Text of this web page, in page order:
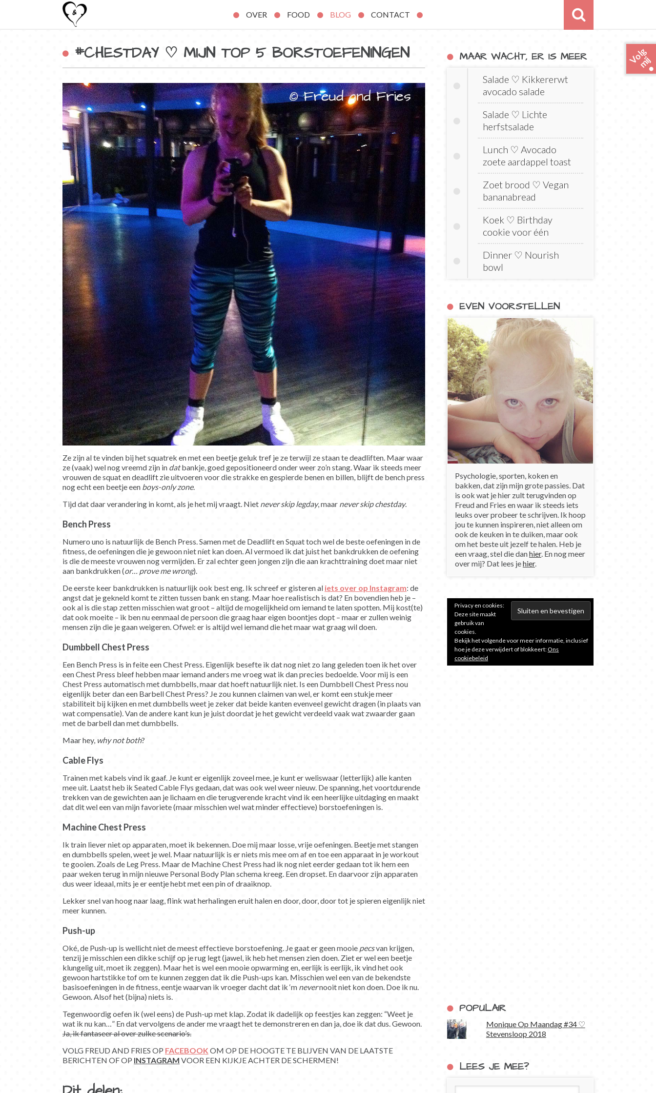
OVER FOOD BLOG CONTACT
V
o
l
g
m
i
j
#CHESTDAY ♡ MIJN TOP 5 BORSTOEFENINGEN
Ze zijn al te vinden bij het squatrek en met een beetje geluk tref je ze terwijl ze staan te deadliften. Maar waar
ze (vaak) wel nog vreemd zijn in datbankje, goed gepositioneerd onder weer zo’n stang. Waar ik steeds meer
vrouwen de squat en deadlift zie uitvoeren voor die strakke en gespierde benen en billen, blijft de bench press
nog echt een beetje een boys-only zone.
Tijd dat daar verandering in komt, als je het mij vraagt. Niet never skip legday, maar never skip chestday.
Bench Press
Numero uno is natuurlijk de Bench Press. Samen met de Deadlift en Squat toch wel de beste oefeningen in de
fitness, de oefeningen die je gewoon niet níet kan doen. Al vermoed ik dat juist het bankdrukken de oefening
is die de meeste vrouwen nog vermijden. Er zal echter geen jongen zijn die aan krachttraining doet maar niet
aan bankdrukken (or… prove me wrong).
De eerste keer bankdrukken is natuurlijk ook best eng. Ik schreef er gisteren al iets over op Instagram: de
angst dat je gekneld komt te zitten tussen bank en stang. Maar hoe realistisch is dat? En bovendien heb je –
ook al is die stap zetten misschien wat groot – altijd de mogelijkheid om iemand te laten spotten. Mij kost(te)
dat ook moeite – ik ben nu eenmaal de persoon die graag haar eigen boontjes dopt – maar er zullen weinig
mensen zijn die je gaan weigeren. Ofwel: er is altijd wel iemand die het maar wat graag wil doen.
Dumbbell Chest Press
Een Bench Press is in feite een Chest Press. Eigenlijk besefte ik dat nog niet zo lang geleden toen ik het over
een Chest Press bleef hebben maar iemand anders me vroeg wat ik dan precies bedoelde. Voor mij is een
Chest Press automatisch met dumbbells, maar dat hoeft natuurlijk niet. Is een Dumbbell Chest Press nou
eigenlijk beter dan een Barbell Chest Press? Je zou kunnen claimen van wel, er komt een stukje meer
stabiliteit bij kijken en met dumbbells weet je zeker dat beide kanten evenveel gewicht dragen (in plaats van
wat compensatie). Van de andere kant kun je juist doordat je het gewicht verdeeld vaak wat zwaarder gaan
met de barbell dan met dumbbells.
Maar hey, why not both?
Cable Flys
Trainen met kabels vind ik gaaf. Je kunt er eigenlijk zoveel mee, je kunt er weliswaar (letterlijk) alle kanten
mee uit. Laatst heb ik Seated Cable Flys gedaan, dat was ook wel weer nieuw. De spanning, het voortdurende
trekken van de gewichten aan je lichaam en die terugverende kracht vind ik een heerlijke uitdaging en maakt
dat dit wel een van mijn favoriete (maar misschien wel wat minder effectieve) borstoefeningen is.
Machine Chest Press
Ik train liever niet op apparaten, moet ik bekennen. Doe mij maar losse, vrije oefeningen. Beetje met stangen
en dumbbells spelen, weet je wel. Maar natuurlijk is er niets mis mee om af en toe een apparaat in je workout
te gooien. Zoals de Leg Press. Maar de Machine Chest Press had ik nog niet eerder gedaan tot ik hem een
paar weken terug in mijn nieuwe Personal Body Plan schema kreeg. Een dropset. En daarvoor zijn apparaten
dus weer ideaal, mits je er eentje hebt met een pin of draaiknop.
Lekker snel van hoog naar laag, flink wat herhalingen eruit halen en door, door, door tot je spieren eigenlijk niet
meer kunnen.
Push-up
Oké, de Push-up is wellicht niet de meest effectieve borstoefening. Je gaat er geen mooie pecsvan krijgen,
tenzij je misschien een dikke schijf op je rug legt (jawel, ik heb het mensen zien doen. Ziet er wel een beetje
klungelig uit, moet ik zeggen). Maar het is wel een mooie opwarming en, eerlijk is eerlijk, ik vind het ook
gewoon hartstikke tof om te kunnen zeggen dat ik die Push-ups kan. Misschien wel een van de bekendste
basisoefeningen in de fitness, eentje waarvan ik vroeger dacht dat ik ‘m nevernooit niet kon doen. Doe ik nu.
Gewoon. Alsof het (bijna) niets is.
Tegenwoordig oefen ik (wel eens) de Push-up met klap. Zodat ik dadelijk op feestjes kan zeggen: “Weet je
wat ik nu kan…” En dat vervolgens de ander me vraagt het te demonstreren en dan ja, doe ik dat dus. Gewoon.
Ja, ik fantaseer al over zulke scenario’s.
VOLG FREUD AND FRIES OP FACEBOOK OM OP DE HOOGTE TE BLIJVEN VAN DE LAATSTE
BERICHTEN OF OP INSTAGRAM VOOR EEN KIJKJE ACHTER DE SCHERMEN!
MAAR WACHT, ER IS MEER
Salade ♡ Kikkererwt
avocado salade
Salade ♡ Lichte
herfstsalade
Lunch ♡ Avocado
zoete aardappel toast
Zoet brood ♡ Vegan
bananabread
Koek ♡ Birthday
cookie voor één
Dinner ♡ Nourish
bowl
EVEN VOORSTELLEN
Psychologie, sporten, koken en
bakken, dat zijn mijn grote passies. Dat
is ook wat je hier zult terugvinden op
Freud and Fries en waar ik steeds iets
leuks over probeer te schrijven. Ik hoop
jou te kunnen inspireren, niet alleen om
ook de keuken in te duiken, maar ook
om het beste uit jezelf te halen. Heb je
een vraag, stel die danhier. En nog meer
over mij? Dat lees jehier.
Privacy en cookies:
Deze site maakt
gebruik van
cookies.
Bekijk het volgende voor meer informatie, inclusief
hoe je deze verwijdert of blokkeert:Ons
cookiebeleid
POPULAIR
Monique Op Maandag #34 ♡
Stevensloop 2018
LEES JE MEE?